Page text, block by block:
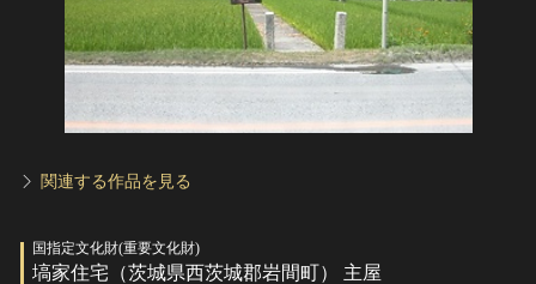
関連する作品を見る
国指定文化財(重要文化財)
塙家住宅（茨城県西茨城郡岩間町） 主屋